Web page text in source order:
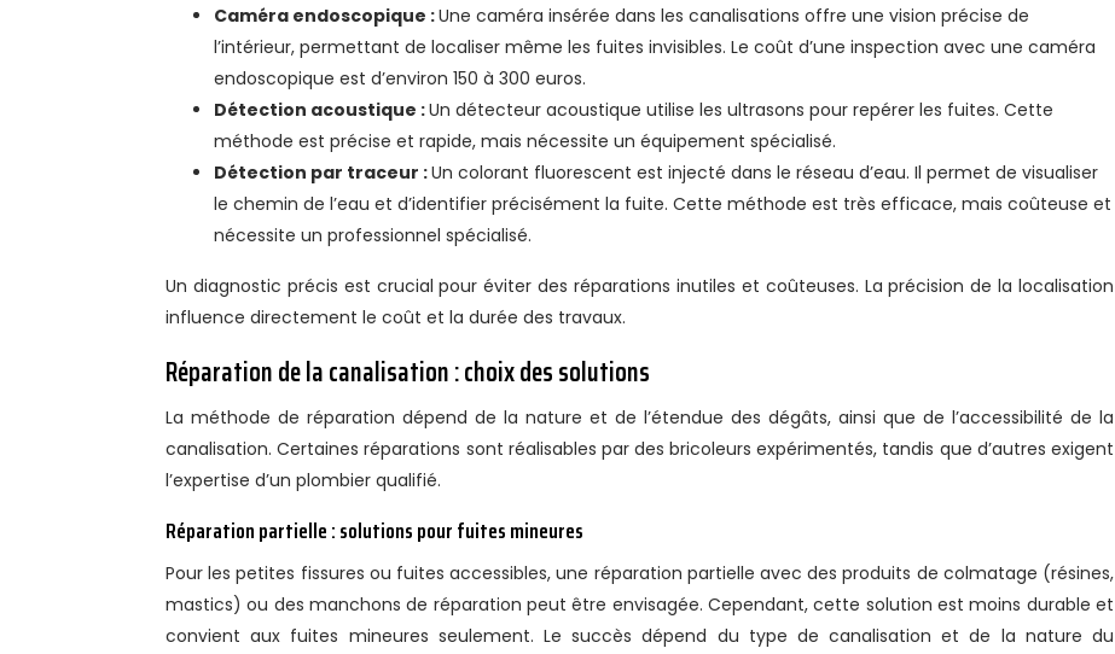
Caméra endoscopique :Une caméra insérée dans les canalisations offre une vision précise de
l’intérieur, permettant de localiser même les fuites invisibles. Le coût d’une inspection avec une caméra
endoscopique est d’environ 150 à 300 euros.
Détection acoustique :Un détecteur acoustique utilise les ultrasons pour repérer les fuites. Cette
méthode est précise et rapide, mais nécessite un équipement spécialisé.
Détection par traceur :Un colorant fluorescent est injecté dans le réseau d’eau. Il permet de visualiser
le chemin de l’eau et d’identifier précisément la fuite. Cette méthode est très efficace, mais coûteuse et
nécessite un professionnel spécialisé.
Un diagnostic précis est crucial pour éviter des réparations inutiles et coûteuses. La précision de la localisation
influence directement le coût et la durée des travaux.
Réparation de la canalisation : choix des solutions
La méthode de réparation dépend de la nature et de l’étendue des dégâts, ainsi que de l’accessibilité de la
canalisation. Certaines réparations sont réalisables par des bricoleurs expérimentés, tandis que d’autres exigent
l’expertise d’un plombier qualifié.
Réparation partielle : solutions pour fuites mineures
Pour les petites fissures ou fuites accessibles, une réparation partielle avec des produits de colmatage (résines,
mastics) ou des manchons de réparation peut être envisagée. Cependant, cette solution est moins durable et
convient aux fuites mineures seulement. Le succès dépend du type de canalisation et de la nature du